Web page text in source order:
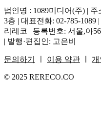
법인명 : 1089미디어(주) |
3층 | 대표전화: 02-785-
리레코 | 등록번호: 서울,아
| 발행·편집인: 고은비
문의하기 이용 약관
© 2025 RERECO.CO